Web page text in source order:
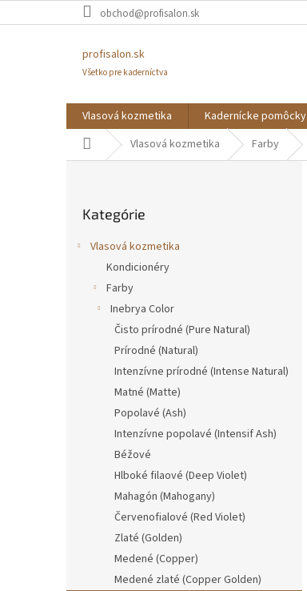
na
obchod@profisalon.sk
profisalon.sk
Všetko pre kaderníctva
Vlasová kozmetika Kadernícke pomôcky
DomovVlasová kozmetika Farby
kategórie
Kategórie
Vlasová kozmetika
Kondicionéry
Farby
Inebrya Color
Čisto prírodné (Pure Natural)
Prírodné (Natural)
Intenzívne prírodné (Intense Natural)
Matné (Matte)
Popolavé (Ash)
Intenzívne popolavé (Intensif Ash)
Béžové
Hlboké filaové (Deep Violet)
Mahagón (Mahogany)
Červenofialové (Red Violet)
Zlaté (Golden)
Medené (Copper)
Medené zlaté (Copper Golden)